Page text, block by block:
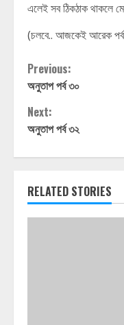
এলেই সব ঠিকঠাক থাকলে
(চলবে.. আজকেই আরেক
Continue
Reading
Previous:
অনুতাপ পর্ব ৩০
Next:
অনুতাপ পর্ব ৩২
RELATED STORIES